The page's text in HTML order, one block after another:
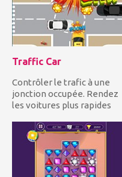
Traffic Car
Contrôler le trafic à une
jonction occupée. Rendez
les voitures plus rapides